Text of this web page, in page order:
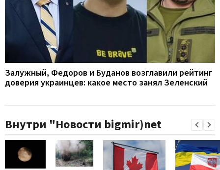
Залужный, Федоров и Буданов возглавили рейтинг
доверия украинцев: какое место занял Зеленский
Внутри "Новости bigmir)net